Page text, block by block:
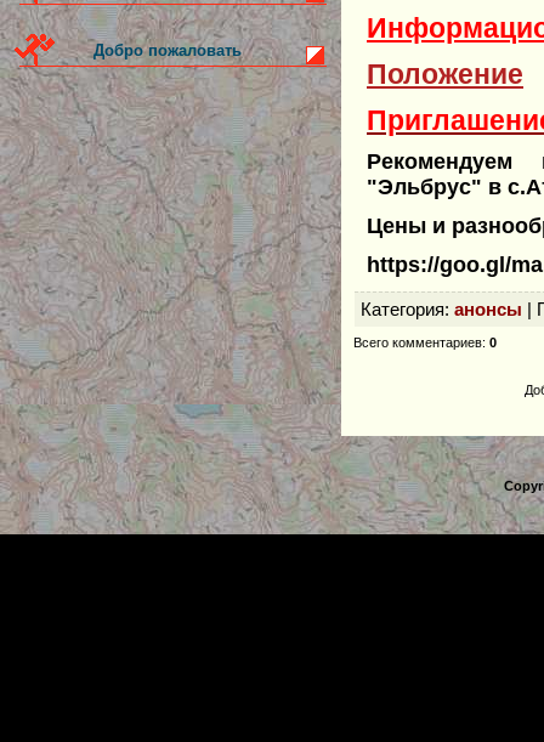
Добро пожаловать
Положение
Рекомендуем
"Эльбрус" в
Цены и
https://goo.gl/
Категория: анонсы |
Всего комментариев: 0